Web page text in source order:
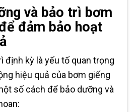
và bảo trì bơm
đảm bảo hoạt
định kỳ là yếu tố quan trọng
hiệu quả của bơm giếng
số cách để bảo dưỡng và